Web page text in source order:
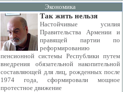
Экономика
Так жить нельзя
Настойчивые усилия
Правительства Армении и
правящей партии по
реформированию
пенсионной системы Республики путем
внедрения обязательной накопительной
составляющей для лиц, рожденных после
1974 года, сформировали мощное
протестное движение